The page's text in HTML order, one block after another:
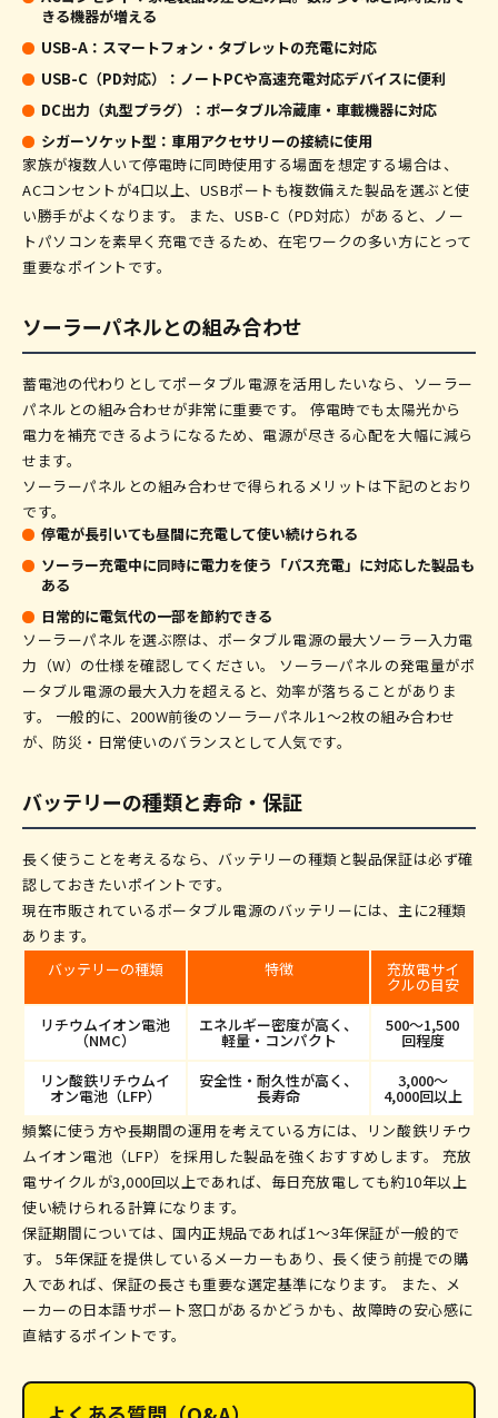
きる機器が増える
USB-A：スマートフォン・タブレットの充電に対応
USB-C（PD対応）：ノートPCや高速充電対応デバイスに便利
DC出力（丸型プラグ）：ポータブル冷蔵庫・車載機器に対応
シガーソケット型：車用アクセサリーの接続に使用
家族が複数人いて停電時に同時使用する場面を想定する場合は、
ACコンセントが4口以上、USBポートも複数備えた製品を選ぶと使
い勝手がよくなります。 また、USB-C（PD対応）があると、ノー
トパソコンを素早く充電できるため、在宅ワークの多い方にとって
重要なポイントです。
ソーラーパネルとの組み合わせ
蓄電池の代わりとしてポータブル電源を活用したいなら、ソーラー
パネルとの組み合わせが非常に重要です。 停電時でも太陽光から
電力を補充できるようになるため、電源が尽きる心配を大幅に減ら
せます。
ソーラーパネルとの組み合わせで得られるメリットは下記のとおり
です。
停電が長引いても昼間に充電して使い続けられる
ソーラー充電中に同時に電力を使う「パス充電」に対応した製品も
ある
日常的に電気代の一部を節約できる
ソーラーパネルを選ぶ際は、ポータブル電源の最大ソーラー入力電
力（W）の仕様を確認してください。 ソーラーパネルの発電量がポ
ータブル電源の最大入力を超えると、効率が落ちることがありま
す。 一般的に、200W前後のソーラーパネル1〜2枚の組み合わせ
が、防災・日常使いのバランスとして人気です。
バッテリーの種類と寿命・保証
長く使うことを考えるなら、バッテリーの種類と製品保証は必ず確
認しておきたいポイントです。
現在市販されているポータブル電源のバッテリーには、主に2種類
あります。
バッテリーの種類
特徴 充放電サイ
クルの目安
リチウムイオン電池
（NMC）
エネルギー密度が高く、
軽量・コンパクト
500〜1,500
回程度
リン酸鉄リチウムイ
オン電池（LFP）
安全性・耐久性が高く、
長寿命
3,000〜
4,000回以上
頻繁に使う方や長期間の運用を考えている方には、リン酸鉄リチウ
ムイオン電池（LFP）を採用した製品を強くおすすめします。 充放
電サイクルが3,000回以上であれば、毎日充放電しても約10年以上
使い続けられる計算になります。
保証期間については、国内正規品であれば1〜3年保証が一般的で
す。 5年保証を提供しているメーカーもあり、長く使う前提での購
入であれば、保証の長さも重要な選定基準になります。 また、メ
ーカーの日本語サポート窓口があるかどうかも、故障時の安心感に
直結するポイントです。